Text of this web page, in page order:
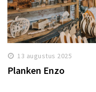
13 augustus 2025
Planken Enzo